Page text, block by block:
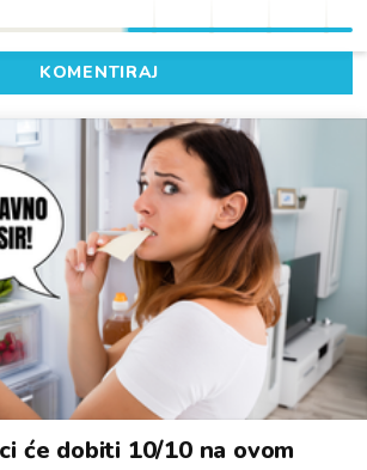
KOMENTIRAJ
će dobiti 10/10 na ovom